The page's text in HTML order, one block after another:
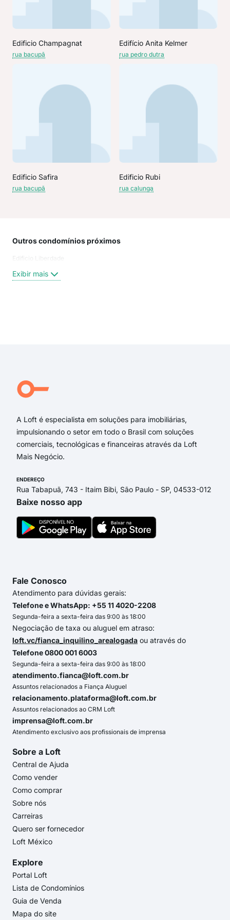
Edificio Champagnat
rua bacupã
Edifício Anita Kelmer
rua pedro dutra
Edificio Safira
rua bacupã
Edificio Rubi
rua calunga
Outros condomínios próximos
Edificio Liberdade
Exibir mais
A Loft é especialista em soluções para imobiliárias,
impulsionando o setor em todo o Brasil com soluções
comerciais, tecnológicas e financeiras através da Loft
Mais Negócio.
ENDEREÇO
Rua Tabapuã, 743 - Itaim Bibi, São Paulo - SP, 04533-012
Baixe nosso app
Fale Conosco
Atendimento para dúvidas gerais:
Telefone e WhatsApp: +55 11 4020-2208
Segunda-feira a sexta-feira das 9:00 às 18:00
Negociação de taxa ou aluguel em atraso:
loft.vc/fianca_inquilino_arealogada ou através do
Telefone 0800 001 6003
Segunda-feira a sexta-feira das 9:00 às 18:00
atendimento.fianca@loft.com.br
Assuntos relacionados a Fiança Aluguel
relacionamento.plataforma@loft.com.br
Assuntos relacionados ao CRM Loft
imprensa@loft.com.br
Atendimento exclusivo aos profissionais de imprensa
Sobre a Loft
Central de Ajuda
Como vender
Como comprar
Sobre nós
Carreiras
Quero ser fornecedor
Loft México
Explore
Portal Loft
Lista de Condomínios
Guia de Venda
Mapa do site